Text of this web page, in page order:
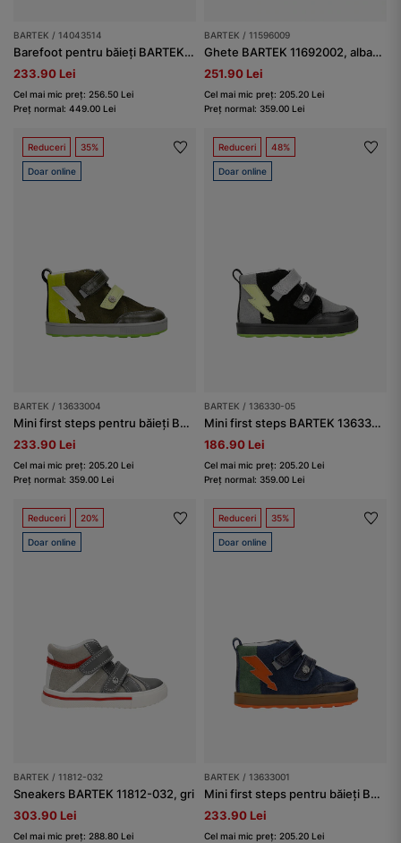
BARTEK / 14043514
Barefoot pentru băieți BARTEK 14043514, negru
233.90 Lei
Cel mai mic preț: 256.50 Lei
Preț normal: 449.00 Lei
BARTEK / 11596009
Ghete BARTEK 11692002, albastru-gri-portocaliu
251.90 Lei
Cel mai mic preț: 205.20 Lei
Preț normal: 359.00 Lei
Reduceri 35%
Doar online
BARTEK / 13633004
Mini first steps pentru băieți BARTEK 13633004, verde
233.90 Lei
Cel mai mic preț: 205.20 Lei
Preț normal: 359.00 Lei
Reduceri 48%
Doar online
BARTEK / 136330-05
Mini first steps BARTEK 136330-05, negru-gri
186.90 Lei
Cel mai mic preț: 205.20 Lei
Preț normal: 359.00 Lei
Reduceri 20%
Doar online
BARTEK / 11812-032
Sneakers BARTEK 11812-032, gri
303.90 Lei
Cel mai mic preț: 288.80 Lei
Reduceri 35%
Doar online
BARTEK / 13633001
Mini first steps pentru băieți BARTEK 13633001, albastru
233.90 Lei
Cel mai mic preț: 205.20 Lei